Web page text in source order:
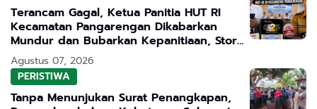
Terancam Gagal, Ketua Panitia HUT RI
Kecamatan Pangarengan Dikabarkan
Mundur dan Bubarkan Kepanitiaan, Story
WhatsApp ASN Jadi Sorotan
Agustus 07, 2026
PERISTIWA
Tanpa Menunjukan Surat Penangkapan,